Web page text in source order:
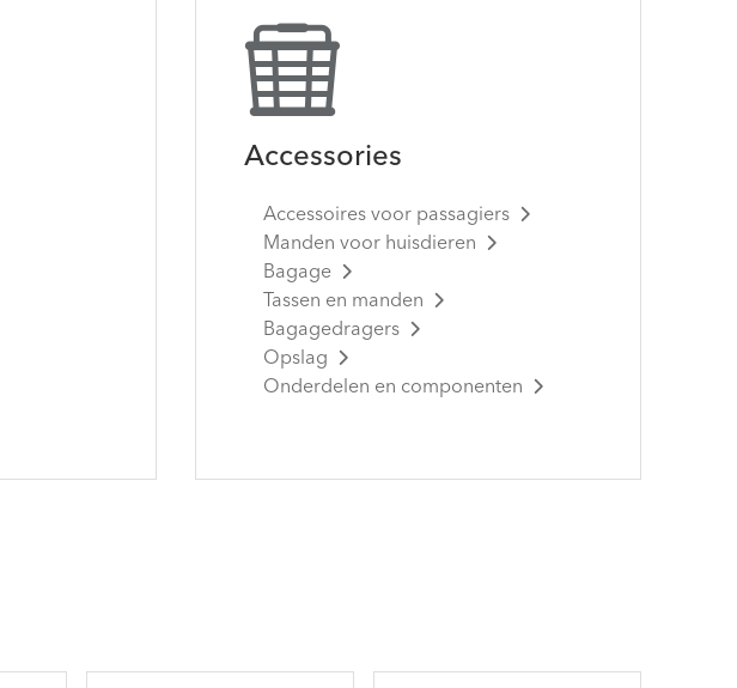
Accessories
Accessoires voor passagiers
Manden voor huisdieren
Bagage
Tassen en manden
Bagagedragers
Opslag
Onderdelen en componenten